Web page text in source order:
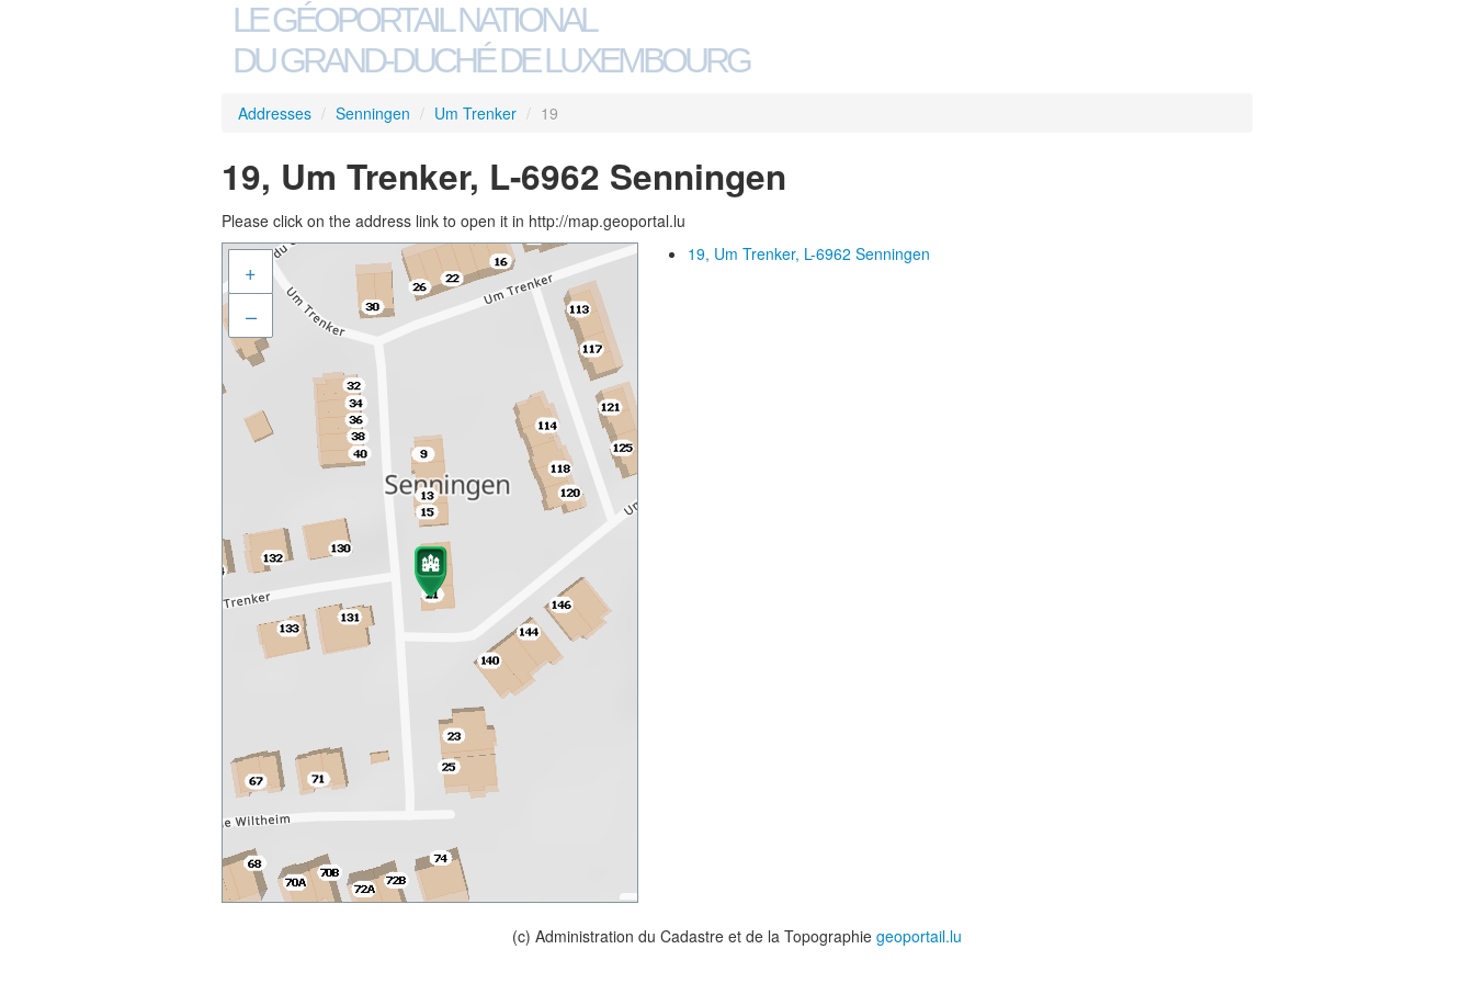
LE GÉOPORTAIL NATIONAL
DU GRAND-DUCHÉ DE LUXEMBOURG
Addresses / Senningen / Um Trenker / 19
19, Um Trenker, L-6962 Senningen
Please click on the address link to open it in http://map.geoportal.lu
+
–
19, Um Trenker, L-6962 Senningen
(c) Administration du Cadastre et de la Topographie geoportail.lu